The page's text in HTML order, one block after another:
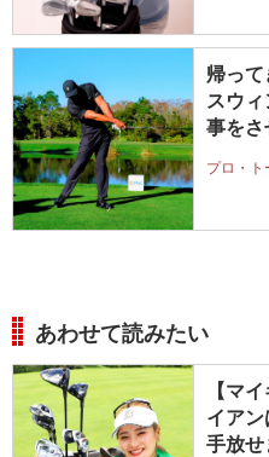
帰っ
スウ
事をさ
プロ・ト
あわせて読みたい
【マ
イア
手放せ